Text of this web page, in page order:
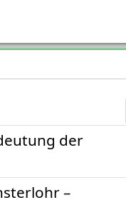
der
–